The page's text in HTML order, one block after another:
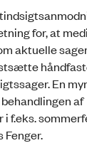
for, at
aktuelle
En
af
f.eks.
Fenger.